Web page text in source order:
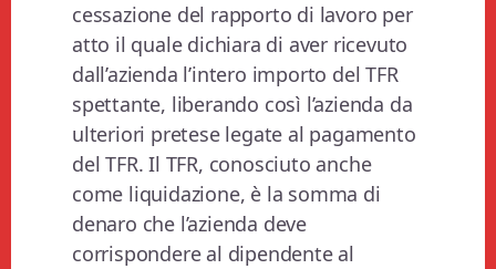
cessazione del rapporto di lavoro per
atto il quale dichiara di aver ricevuto
dall’azienda l’intero importo del TFR
spettante, liberando così l’azienda da
ulteriori pretese legate al pagamento
del TFR. Il TFR, conosciuto anche
come liquidazione, è la somma di
denaro che l’azienda deve
corrispondere al dipendente al